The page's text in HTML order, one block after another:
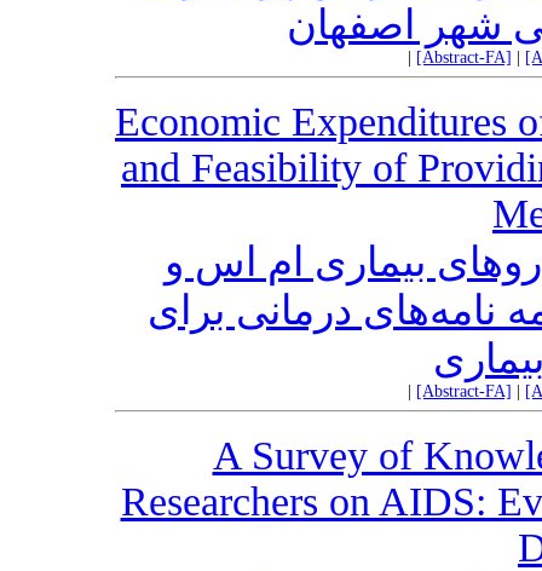
شهر اصفهان
[Abstract-FA]
Economic Expenditures
and Feasibility of
بیماری ام اس و
نامه‌های درمانی برای
[Abstract-FA]
A Survey of
Researchers on AIDS: